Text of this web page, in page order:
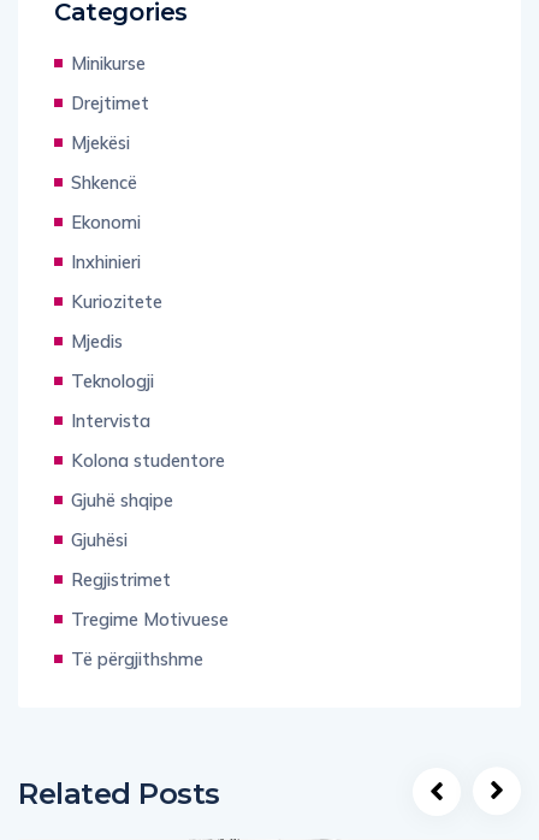
Categories
Minikurse
Drejtimet
Mjekësi
Shkencë
Ekonomi
Inxhinieri
Kuriozitete
Mjedis
Teknologji
Intervista
Kolona studentore
Gjuhë shqipe
Gjuhësi
Regjistrimet
Tregime Motivuese
Të përgjithshme
Related Posts